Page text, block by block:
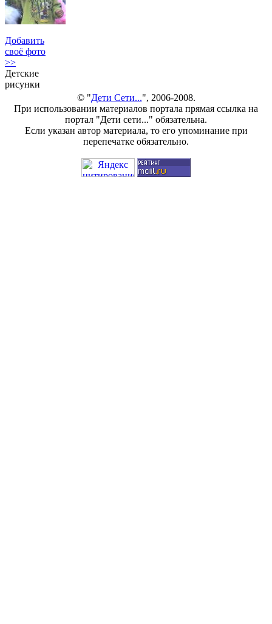
Добавить
своё фото
>>
Детские
рисунки
© "Дети Сети...", 2006-2008.
При использовании материалов портала прямая ссылка на
портал "Дети сети..." обязательна.
Если указан автор материала, то его упоминание при
перепечатке обязательно.